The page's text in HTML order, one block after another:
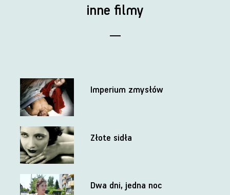
inne filmy
Imperium zmysłów
Złote sidła
Dwa dni, jedna noc